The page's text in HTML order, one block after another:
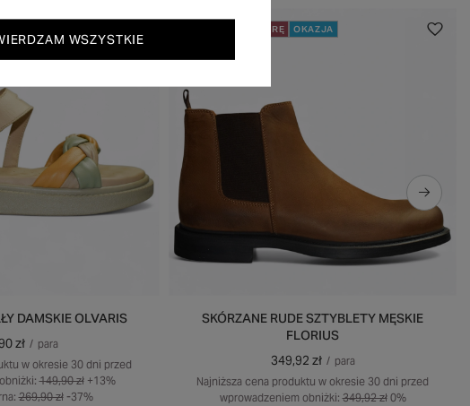
DAMSKIE OLVARIS
zł / para
w okresie 30 dni przed
149,90 zł +13%
269,90 zł -37%
50% NA DRUGĄ PARĘ OKAZJA
SKÓRZANE RUDE SZTYBLETY MĘSKIE
FLORIUS
349,92 zł / para
Najniższa cena produktu w okresie 30 dni przed
wprowadzeniem obniżki:349,92 zł 0%
WSZYSTKIE